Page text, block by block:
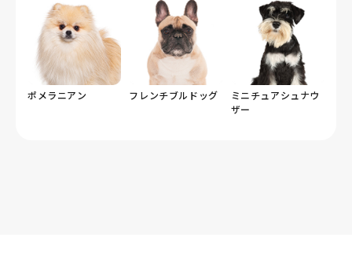
ポメラニアン フレンチブルドッグ
ミニチュアシュナウ
ザー